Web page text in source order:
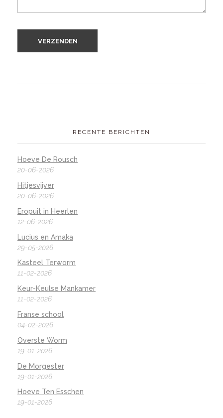
RECENTE BERICHTEN
Hoeve De Rousch
20-06-2026
Hitjesvijver
20-06-2026
Eropuit in Heerlen
12-06-2026
Lucius en Amaka
29-05-2026
Kasteel Terworm
11-02-2026
Keur-Keulse Mankamer
11-02-2026
Franse school
04-02-2026
Overste Worm
19-01-2026
De Morgester
19-01-2026
Hoeve Ten Esschen
19-01-2026